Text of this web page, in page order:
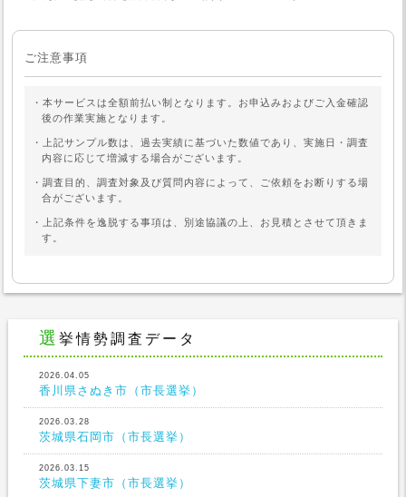
ご注意事項
・本サービスは全額前払い制となります。お申込みおよびご入金確認
後の作業実施となります。
・上記サンプル数は、過去実績に基づいた数値であり、実施日・調査
内容に応じて増減する場合がございます。
・調査目的、調査対象及び質問内容によって、ご依頼をお断りする場
合がございます。
・上記条件を逸脱する事項は、別途協議の上、お見積とさせて頂きま
す。
選挙情勢調査データ
2026.04.05
香川県さぬき市（市長選挙）
2026.03.28
茨城県石岡市（市長選挙）
2026.03.15
茨城県下妻市（市長選挙）